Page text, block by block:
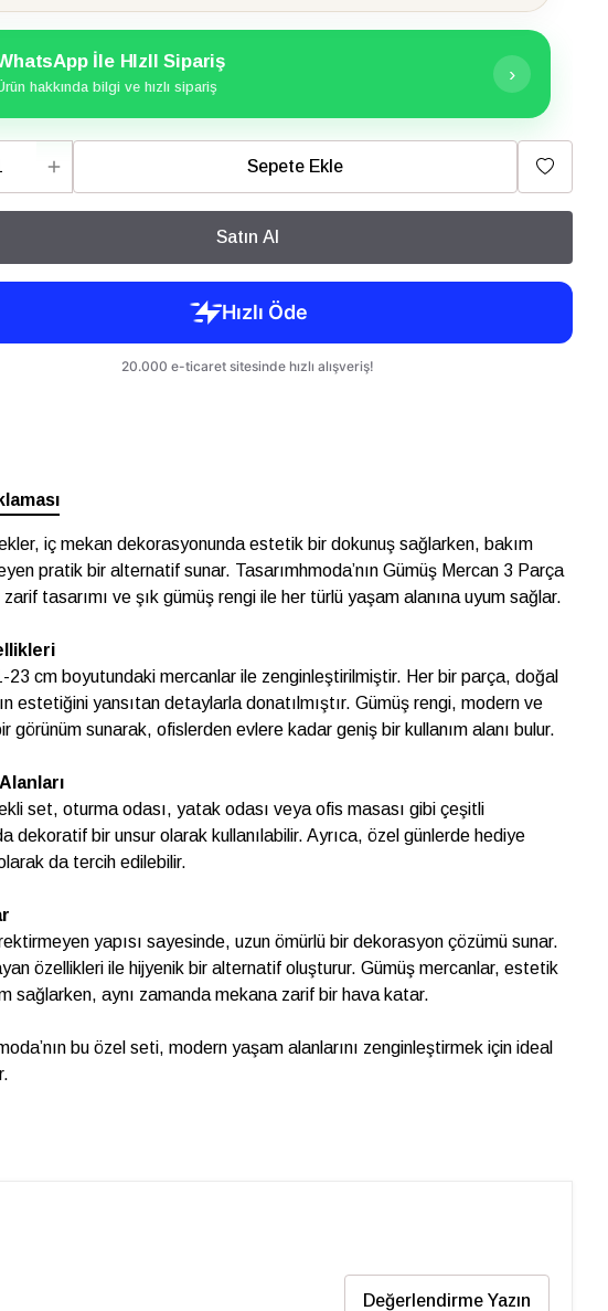
İle HIzlI Sipariş
hakkında bilgi ve hızlı sipariş
›
Sepete Ekle
Satın Al
iç mekan dekorasyonunda estetik bir dokunuş sağlarken, bakım
pratik bir alternatif sunar. Tasarımhmoda’nın Gümüş Mercan 3 Parça
tasarımı ve şık gümüş rengi ile her türlü yaşam alanına uyum sağlar.
23 cm boyutundaki mercanlar ile zenginleştirilmiştir. Her bir parça, doğal
estetiğini yansıtan detaylarla donatılmıştır. Gümüş rengi, modern ve
görünüm sunarak, ofislerden evlere kadar geniş bir kullanım alanı bulur.
set, oturma odası, yatak odası veya ofis masası gibi çeşitli
dekoratif bir unsur olarak kullanılabilir. Ayrıca, özel günlerde hediye
da tercih edilebilir.
yapısı sayesinde, uzun ömürlü bir dekorasyon çözümü sunar.
özellikleri ile hijyenik bir alternatif oluşturur. Gümüş mercanlar, estetik
sağlarken, aynı zamanda mekana zarif bir hava katar.
bu özel seti, modern yaşam alanlarını zenginleştirmek için ideal
Değerlendirme Yazın